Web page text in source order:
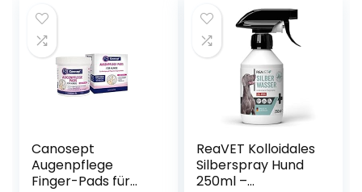
Gürteln+
Satteltasche für
Hunde, Mit zwei
Reißverschlusstas
chen
Geschirren und
Gürteln+
Satteltasche für
Hunde, Mit zwei
Reißverschlusstas
Canosept
Augenpflege
Finger-Pads für
ReaVET Kolloidales
Silberspray Hund
250ml –